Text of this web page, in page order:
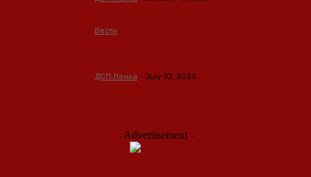
Вести
ДСП Ленка - July 10, 2023
- Advertisement -